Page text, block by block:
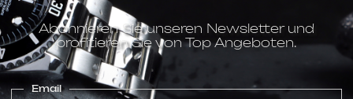
Abonnieren Sie unseren Newsletter und
profitieren Sie von Top Angeboten.
Email